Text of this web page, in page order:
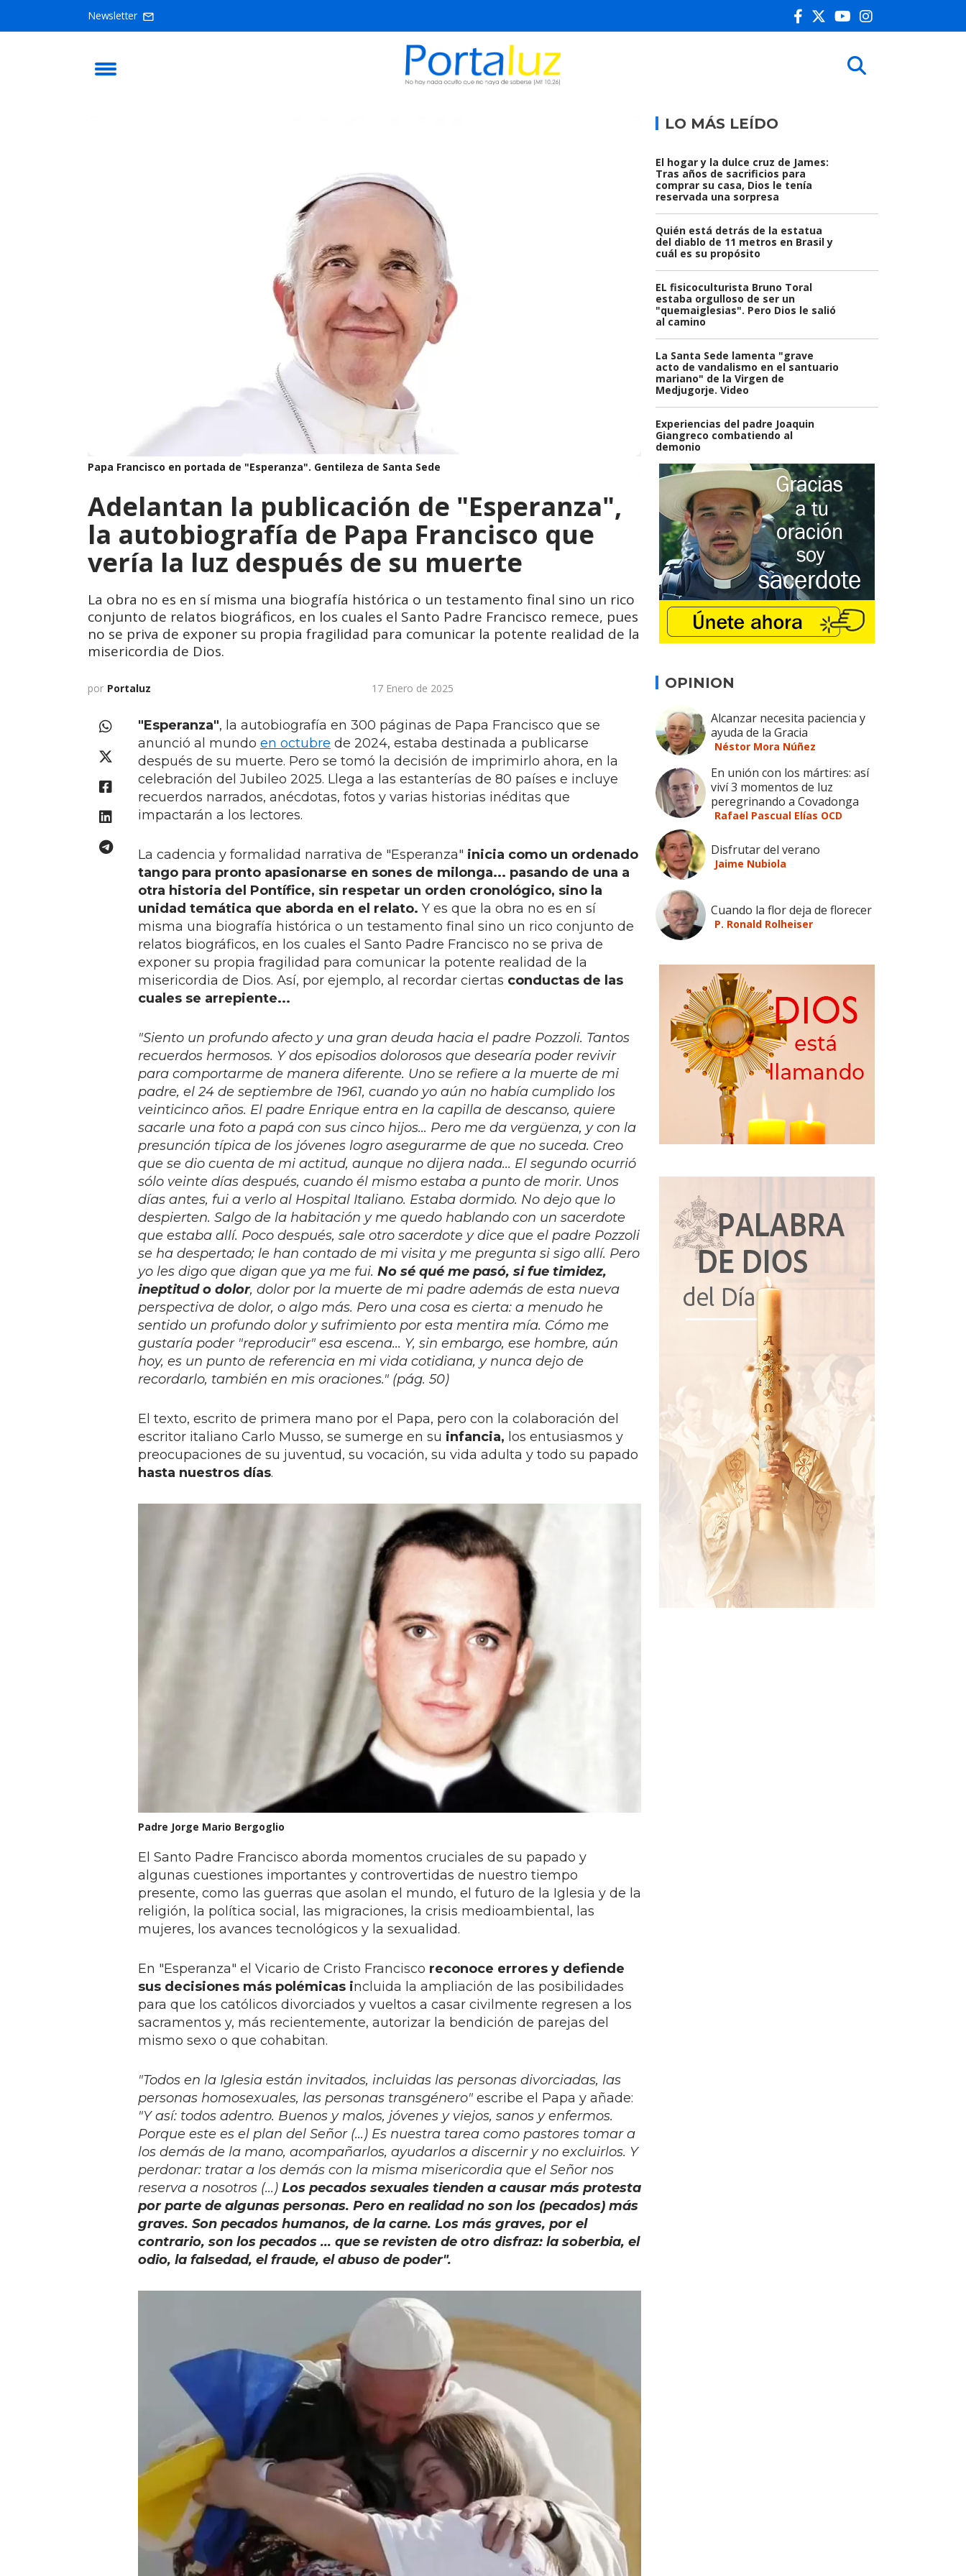
Newsletter
Papa Francisco en portada de "Esperanza". Gentileza de Santa Sede
Adelantan la publicación de "Esperanza",
la autobiografía de Papa Francisco que
vería la luz después de su muerte
La obra no es en sí misma una biografía histórica o un testamento final sino un rico
conjunto de relatos biográficos, en los cuales el Santo Padre Francisco remece, pues
no se priva de exponer su propia fragilidad para comunicar la potente realidad de la
misericordia de Dios.
por Portaluz 17 Enero de 2025
"Esperanza", la autobiografía en 300 páginas de Papa Francisco que se
anunció al mundo en octubre de 2024, estaba destinada a publicarse
después de su muerte. Pero se tomó la decisión de imprimirlo ahora, en la
celebración del Jubileo 2025. Llega a las estanterías de 80 países e incluye
recuerdos narrados, anécdotas, fotos y varias historias inéditas que
impactarán a los lectores.
La cadencia y formalidad narrativa de "Esperanza" inicia como un ordenado
tango para pronto apasionarse en sones de milonga... pasando de una a
otra historia del Pontífice, sin respetar un orden cronológico, sino la
unidad temática que aborda en el relato. Y es que la obra no es en sí
misma una biografía histórica o un testamento final sino un rico conjunto de
relatos biográficos, en los cuales el Santo Padre Francisco no se priva de
exponer su propia fragilidad para comunicar la potente realidad de la
misericordia de Dios. Así, por ejemplo, al recordar ciertas conductas de las
cuales se arrepiente...
"Siento un profundo afecto y una gran deuda hacia el padre Pozzoli. Tantos
recuerdos hermosos. Y dos episodios dolorosos que desearía poder revivir
para comportarme de manera diferente. Uno se refiere a la muerte de mi
padre, el 24 de septiembre de 1961, cuando yo aún no había cumplido los
veinticinco años. El padre Enrique entra en la capilla de descanso, quiere
sacarle una foto a papá con sus cinco hijos... Pero me da vergüenza, y con la
presunción típica de los jóvenes logro asegurarme de que no suceda. Creo
que se dio cuenta de mi actitud, aunque no dijera nada... El segundo ocurrió
sólo veinte días después, cuando él mismo estaba a punto de morir. Unos
días antes, fui a verlo al Hospital Italiano. Estaba dormido. No dejo que lo
despierten. Salgo de la habitación y me quedo hablando con un sacerdote
que estaba allí. Poco después, sale otro sacerdote y dice que el padre Pozzoli
se ha despertado; le han contado de mi visita y me pregunta si sigo allí. Pero
yo les digo que digan que ya me fui. No sé qué me pasó, si fue timidez,
ineptitud o dolor, dolor por la muerte de mi padre además de esta nueva
perspectiva de dolor, o algo más. Pero una cosa es cierta: a menudo he
sentido un profundo dolor y sufrimiento por esta mentira mía. Cómo me
gustaría poder "reproducir" esa escena... Y, sin embargo, ese hombre, aún
hoy, es un punto de referencia en mi vida cotidiana, y nunca dejo de
recordarlo, también en mis oraciones." (pág. 50)
El texto, escrito de primera mano por el Papa, pero con la colaboración del
escritor italiano Carlo Musso, se sumerge en su infancia, los entusiasmos y
preocupaciones de su juventud, su vocación, su vida adulta y todo su papado
hasta nuestros días.
Padre Jorge Mario Bergoglio
El Santo Padre Francisco aborda momentos cruciales de su papado y
algunas cuestiones importantes y controvertidas de nuestro tiempo
presente, como las guerras que asolan el mundo, el futuro de la Iglesia y de la
religión, la política social, las migraciones, la crisis medioambiental, las
mujeres, los avances tecnológicos y la sexualidad.
En "Esperanza" el Vicario de Cristo Francisco reconoce errores y defiende
sus decisiones más polémicas incluida la ampliación de las posibilidades
para que los católicos divorciados y vueltos a casar civilmente regresen a los
sacramentos y, más recientemente, autorizar la bendición de parejas del
mismo sexo o que cohabitan.
"Todos en la Iglesia están invitados, incluidas las personas divorciadas, las
personas homosexuales, las personas transgénero" escribe el Papa y añade:
"Y así: todos adentro. Buenos y malos, jóvenes y viejos, sanos y enfermos.
Porque este es el plan del Señor (...) Es nuestra tarea como pastores tomar a
los demás de la mano, acompañarlos, ayudarlos a discernir y no excluirlos. Y
perdonar: tratar a los demás con la misma misericordia que el Señor nos
reserva a nosotros (...) Los pecados sexuales tienden a causar más protesta
por parte de algunas personas. Pero en realidad no son los (pecados) más
graves. Son pecados humanos, de la carne. Los más graves, por el
contrario, son los pecados ... que se revisten de otro disfraz: la soberbia, el
odio, la falsedad, el fraude, el abuso de poder".
LO MÁS LEÍDO
El hogar y la dulce cruz de James:
Tras años de sacrificios para
comprar su casa, Dios le tenía
reservada una sorpresa
Quién está detrás de la estatua
del diablo de 11 metros en Brasil y
cuál es su propósito
EL fisicoculturista Bruno Toral
estaba orgulloso de ser un
"quemaiglesias". Pero Dios le salió
al camino
La Santa Sede lamenta "grave
acto de vandalismo en el santuario
mariano" de la Virgen de
Medjugorje. Video
Experiencias del padre Joaquin
Giangreco combatiendo al
demonio
OPINION
Alcanzar necesita paciencia y
ayuda de la Gracia
Néstor Mora Núñez
En unión con los mártires: así
viví 3 momentos de luz
peregrinando a Covadonga
Rafael Pascual Elías OCD
Disfrutar del verano
Jaime Nubiola
Cuando la flor deja de florecer
P. Ronald Rolheiser